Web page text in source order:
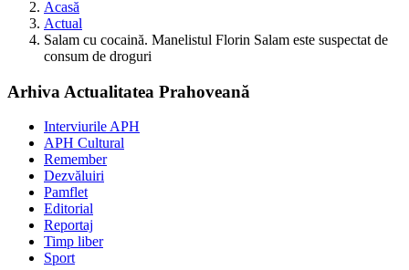
Acasă
Actual
Salam cu cocaină. Manelistul Florin Salam este suspectat de
consum de droguri
Arhiva Actualitatea Prahoveană
Interviurile APH
APH Cultural
Remember
Dezvăluiri
Pamflet
Editorial
Reportaj
Timp liber
Sport